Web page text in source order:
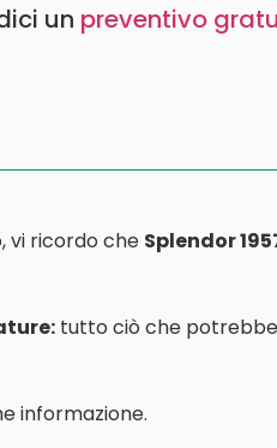
un preventivo
vi ricordo che Splendor
tutto ciò che
informazione.